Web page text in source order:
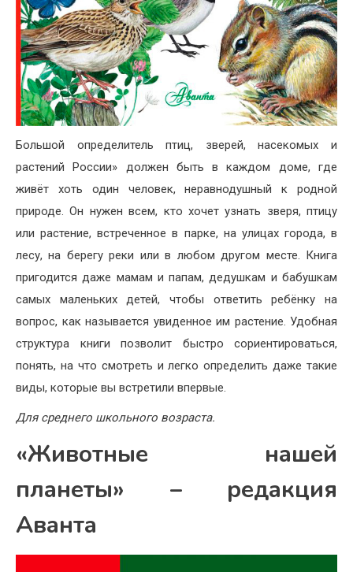
Большой определитель птиц, зверей, насекомых и
растений России» должен быть в каждом доме, где
живёт хоть один человек, неравнодушный к родной
природе. Он нужен всем, кто хочет узнать зверя, птицу
или растение, встреченное в парке, на улицах города, в
лесу, на берегу реки или в любом другом месте. Книга
пригодится даже мамам и папам, дедушкам и бабушкам
самых маленьких детей, чтобы ответить ребёнку на
вопрос, как называется увиденное им растение. Удобная
структура книги позволит быстро сориентироваться,
понять, на что смотреть и легко определить даже такие
виды, которые вы встретили впервые.
Для среднего школьного возраста.
«Животные нашей
планеты» – редакция
Аванта